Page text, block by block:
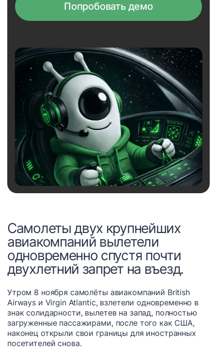
Попробовать демо
Самолеты двух крупнейших
авиакомпаний вылетели
одновременно спустя почти
двухлетний запрет на въезд.
Утром 8 ноября самолёты авиакомпаний British
Airways и Virgin Atlantic, взлетели одновременно в
знак солидарности, вылетев на запад, полностью
загруженные пассажирами, после того как США,
наконец открыли свои границы для иностранных
посетителей снова.